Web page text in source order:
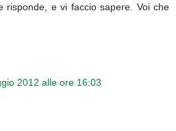
risponde, e vi faccio sapere. Voi che
2012 alle ore 16:03